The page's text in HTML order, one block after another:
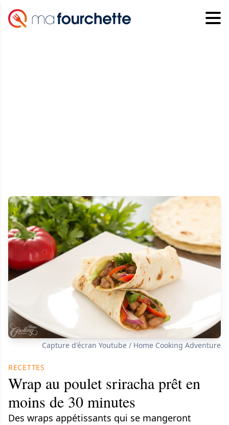
Capture d'écran Youtube / Home Cooking Adventure
RECETTES
Wrap au poulet sriracha prêt en
moins de 30 minutes
Des wraps appétissants qui se mangeront